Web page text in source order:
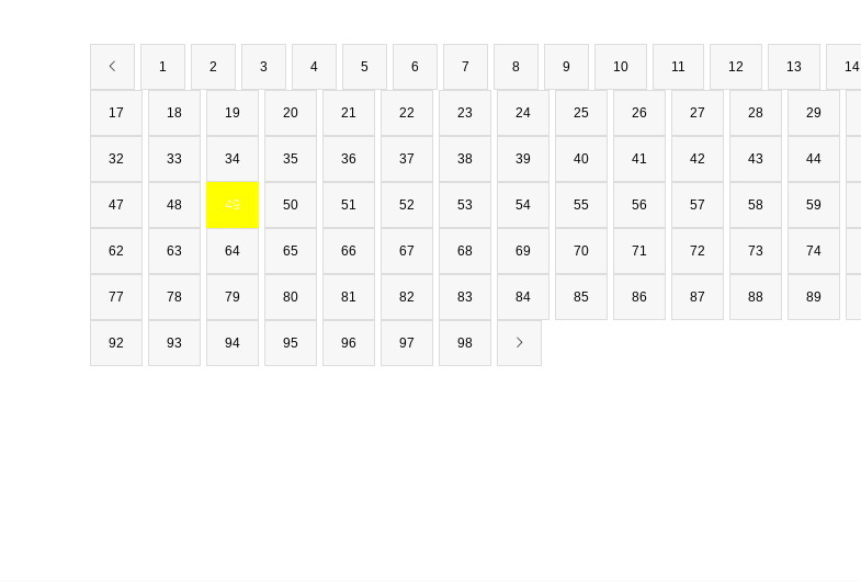
1 2 3 4 5 6 7 8 9 10 11 12 13 14
17 18 19 20 21 22 23 24 25 26 27 28 29
32 33 34 35 36 37 38 39 40 41 42 43 44
47 48 49 50 51 52 53 54 55 56 57 58 59
62 63 64 65 66 67 68 69 70 71 72 73 74
77 78 79 80 81 82 83 84 85 86 87 88 89
92 93 94 95 96 97 98